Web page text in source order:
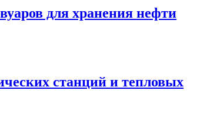
для хранения нефти
станций и тепловых